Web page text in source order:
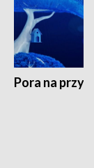
Pora na